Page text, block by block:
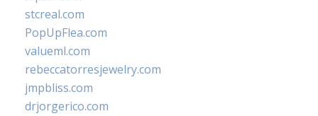
stcreal.com
PopUpFlea.com
valueml.com
rebeccatorresjewelry.com
jmpbliss.com
drjorgerico.com